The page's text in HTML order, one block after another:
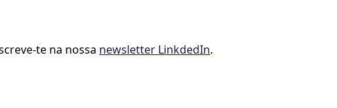
te na nossa newsletter LinkdedIn.